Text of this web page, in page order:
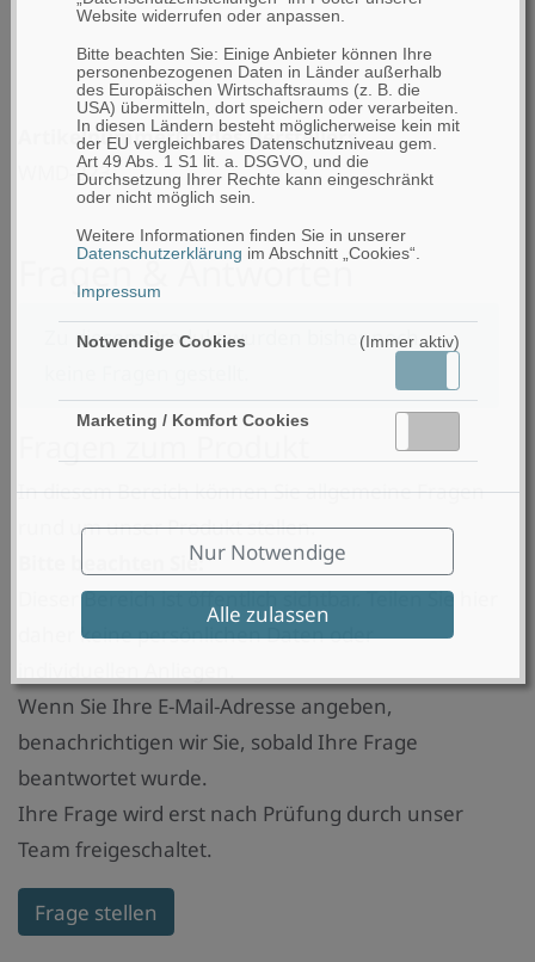
Website widerrufen oder anpassen.
Bitte beachten Sie: Einige Anbieter können Ihre
personenbezogenen Daten in Länder außerhalb
des Europäischen Wirtschaftsraums (z. B. die
USA) übermitteln, dort speichern oder verarbeiten.
In diesen Ländern besteht möglicherweise kein mit
der EU vergleichbares Datenschutzniveau gem.
Art 49 Abs. 1 S1 lit. a. DSGVO, und die
Durchsetzung Ihrer Rechte kann eingeschränkt
oder nicht möglich sein.
Weitere Informationen finden Sie in unserer
Datenschutzerklärung im Abschnitt „Cookies“.
Impressum
Notwendige Cookies (Immer aktiv)
Marketing / Komfort Cookies
Nur Notwendige
Alle zulassen
Artikelnummer(n) des Herstellers
WMD-223
Fragen & Antworten
Zu diesem Produkt wurden bisher noch
In diesem Bereich können Sie allgemeine Fragen
rund um unser Produkt stellen.
Bitte beachten Sie:
Dieser Bereich ist öffentlich sichtbar. Teilen Sie hier
daher keine persönlichen Daten oder
Wenn Sie Ihre E-Mail-Adresse angeben,
benachrichtigen wir Sie, sobald Ihre Frage
beantwortet wurde.
Ihre Frage wird erst nach Prüfung durch unser
Team freigeschaltet.
Frage stellen